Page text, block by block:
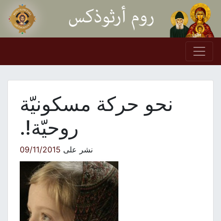
Skip to content
Main Navigation
نحو حركة مسكونيّة
روحيّة!.
نشر على09/11/2015